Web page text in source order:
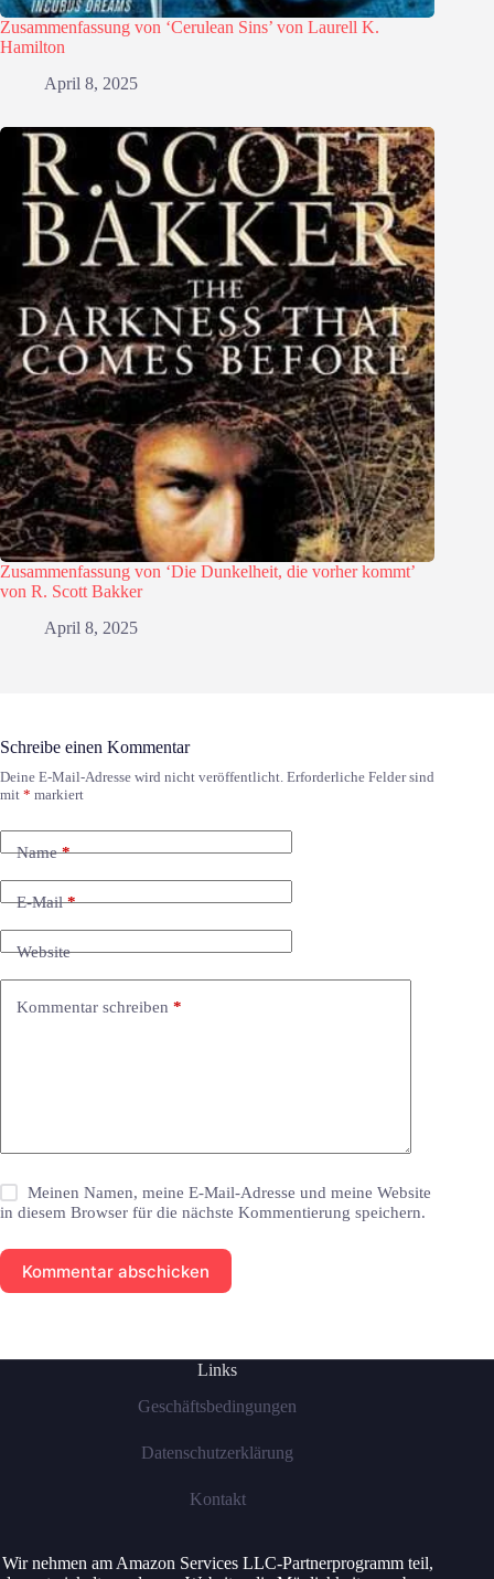
Zusammenfassung von ‘Cerulean Sins’ von Laurell K.
Hamilton
April 8, 2025
Zusammenfassung von ‘Die Dunkelheit, die vorher kommt’
von R. Scott Bakker
April 8, 2025
Schreibe einen Kommentar
Deine E-Mail-Adresse wird nicht veröffentlicht. Erforderliche Felder sind
mit * markiert
Name*
E-Mail*
Website
Kommentar schreiben *
Meinen Namen, meine E-Mail-Adresse und meine Website
in diesem Browser für die nächste Kommentierung speichern.
Kommentar abschicken
Links
Geschäftsbedingungen
Datenschutzerklärung
Kontakt
Wir nehmen am Amazon Services LLC-Partnerprogramm teil,